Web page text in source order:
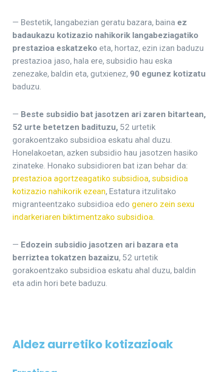
— Bestetik, langabezian geratu bazara, baina ez
badaukazu kotizazio nahikorik langabeziagatiko
prestazioa eskatzeko eta, hortaz, ezin izan baduzu
prestazioa jaso, hala ere, subsidio hau eska
zenezake, baldin eta, gutxienez, 90 egunez kotizatu
baduzu.
— Beste subsidio bat jasotzen ari zaren bitartean,
52 urte betetzen badituzu, 52 urtetik
gorakoentzako subsidioa eskatu ahal duzu.
Honelakoetan, azken subsidio hau jasotzen hasiko
zinateke. Honako subsidioren bat izan behar da:
prestazioa agortzeagatiko subsidioa, subsidioa
kotizazio nahikorik ezean, Estatura itzulitako
migranteentzako subsidioa edo genero zein sexu
indarkeriaren biktimentzako subsidioa
— Edozein subsidio jasotzen ari bazara eta
berriztea tokatzen bazaizu, 52 urtetik
gorakoentzako subsidioa eskatu ahal duzu, baldin
eta adin hori bete baduzu.
Aldez aurretiko kotizazioak